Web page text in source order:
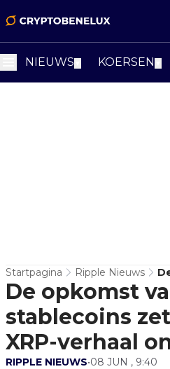
NIEUWS KOERSEN
Startpagina Ripple Nieuws
De opkomst
stablecoins
XRP-verhaal
RIPPLE NIEUWS•08 JUN , 9:40